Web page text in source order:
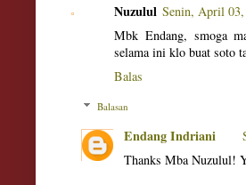
Nuzulul Senin, April
Mbk Endang, smoga
selama ini klo buat soto
Balas
Balasan
Endang Indriani
Thanks Mba Nuzulul!